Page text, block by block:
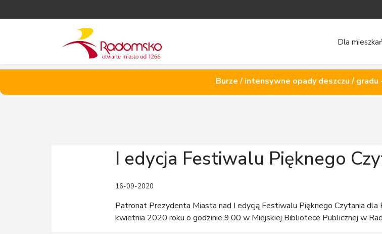
Dla
Burze / intensywne opady deszczu / gradu
I edycja Festiwalu Pięknego
16-09-2020
Patronat Prezydenta Miasta nad I edycją Festiwalu Pięknego Czytania
kwietnia 2020 roku o godzinie 9.00 w Miejskiej Bibliotece Publicznej w